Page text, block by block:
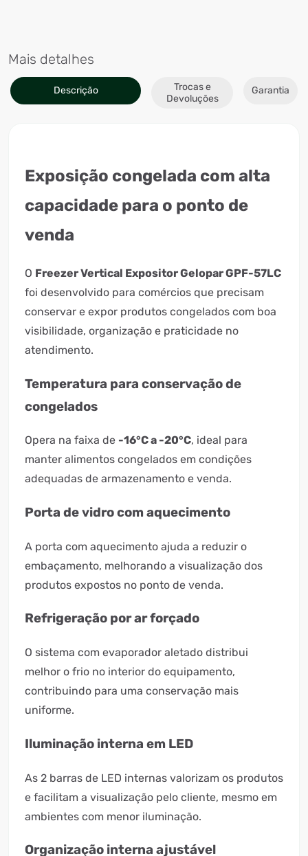
Mais detalhes
Descrição
Trocas e
Devoluções
Garantia
Exposição congelada com alta
capacidade para o ponto de
venda
O Freezer Vertical Expositor Gelopar GPF-57LC
foi desenvolvido para comércios que precisam
conservar e expor produtos congelados com boa
visibilidade, organização e praticidade no
atendimento.
Temperatura para conservação de
congelados
Opera na faixa de -16°C a -20°C, ideal para
manter alimentos congelados em condições
adequadas de armazenamento e venda.
Porta de vidro com aquecimento
A porta com aquecimento ajuda a reduzir o
embaçamento, melhorando a visualização dos
produtos expostos no ponto de venda.
Refrigeração por ar forçado
O sistema com evaporador aletado distribui
melhor o frio no interior do equipamento,
contribuindo para uma conservação mais
uniforme.
Iluminação interna em LED
As 2 barras de LED internas valorizam os produtos
e facilitam a visualização pelo cliente, mesmo em
ambientes com menor iluminação.
Organização interna ajustável